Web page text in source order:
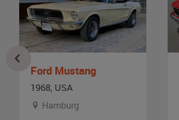
Ford Mustang
1968, USA
Hamburg